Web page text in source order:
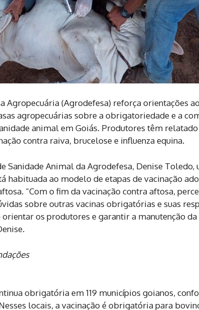
Agropecuária (Agrodefesa) reforça orientações
agropecuárias sobre a obrigatoriedade e a
animal em Goiás. Produtores têm
contra raiva, brucelose e influenza equina.
Sanidade Animal da Agrodefesa, Denise Toledo,
habituada ao modelo de etapas de vacinação
“Com o fim da vacinação contra aftosa,
sobre outras vacinas obrigatórias e suas
os produtores e garantir a manutenção da
obrigatória em 119 municípios goianos,
locais, a vacinação é obrigatória para